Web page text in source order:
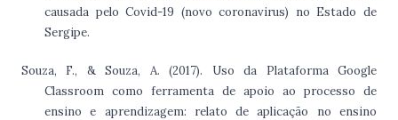
causada pelo Covid-19 (novo coronavirus) no Estado de
Sergipe.
Souza, F., & Souza, A. (2017). Uso da Plataforma Google
Classroom como ferramenta de apoio ao processo de
ensino e aprendizagem: relato de aplicação no ensino